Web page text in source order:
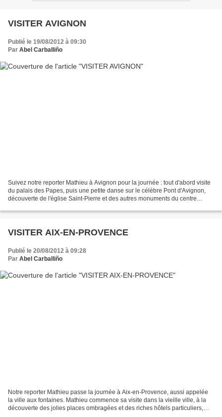
VISITER AVIGNON
Publié le 19/08/2012 à 09:30
Par Abel Carballiño
Suivez notre reporter Mathieu à Avignon pour la journée : tout d'abord visite
du palais des Papes, puis une petite danse sur le célèbre Pont d'Avignon,
découverte de l'église Saint-Pierre et des autres monuments du centre
VISITER AIX-EN-PROVENCE
Publié le 20/08/2012 à 09:28
Par Abel Carballiño
Notre reporter Mathieu passe la journée à Aix-en-Provence, aussi appelée
la ville aux fontaines. Mathieu commence sa visite dans la vieille ville, à la
découverte des jolies places ombragées et des riches hôtels particuliers,